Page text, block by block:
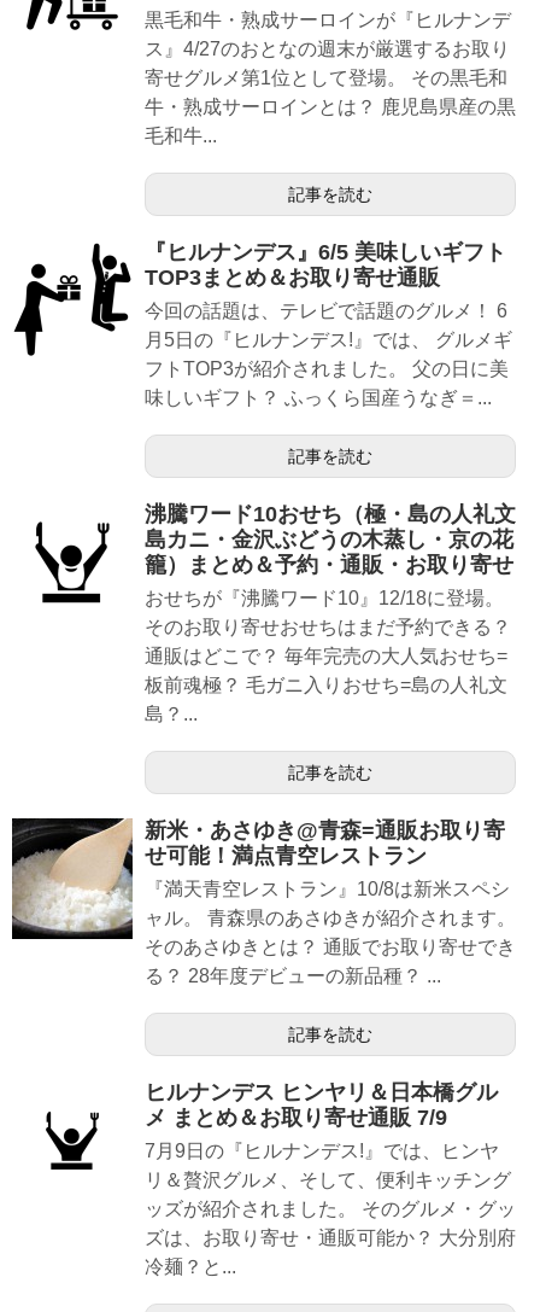
黒毛和牛・熟成サーロインが『ヒルナンデ
ス』4/27のおとなの週末が厳選するお取り
寄せグルメ第1位として登場。 その黒毛和
牛・熟成サーロインとは？ 鹿児島県産の黒
毛和牛...
記事を読む
『ヒルナンデス』6/5 美味しいギフト
TOP3まとめ＆お取り寄せ通販
今回の話題は、テレビで話題のグルメ！ 6
月5日の『ヒルナンデス!』では、 グルメギ
フトTOP3が紹介されました。 父の日に美
味しいギフト？ ふっくら国産うなぎ＝...
記事を読む
沸騰ワード10おせち（極・島の人礼文
島カニ・金沢ぶどうの木蒸し・京の花
籠）まとめ＆予約・通販・お取り寄せ
おせちが『沸騰ワード10』12/18に登場。
そのお取り寄せおせちはまだ予約できる？
通販はどこで？ 毎年完売の大人気おせち=
板前魂極？ 毛ガニ入りおせち=島の人礼文
島？...
記事を読む
新米・あさゆき@青森=通販お取り寄
せ可能！満点青空レストラン
『満天青空レストラン』10/8は新米スペシ
ャル。 青森県のあさゆきが紹介されます。
そのあさゆきとは？ 通販でお取り寄せでき
る？ 28年度デビューの新品種？ ...
記事を読む
ヒルナンデス ヒンヤリ＆日本橋グル
メ まとめ＆お取り寄せ通販 7/9
7月9日の『ヒルナンデス!』では、ヒンヤ
リ＆贅沢グルメ、そして、便利キッチング
ッズが紹介されました。 そのグルメ・グッ
ズは、お取り寄せ・通販可能か？ 大分別府
冷麺？と...